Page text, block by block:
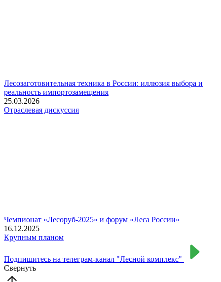
Лесозаготовительная техника в России: иллюзия выбора и
реальность импортозамещения
25.03.2026
Отраслевая дискуссия
Чемпионат «Лесоруб-2025» и форум «Леса России»
16.12.2025
Крупным планом
Подпишитесь на телеграм-канал "Лесной комплекс"
Свернуть